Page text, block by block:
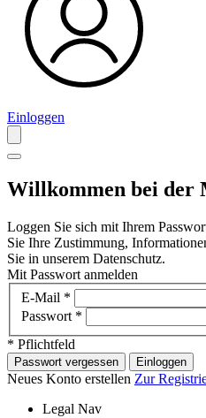
Einloggen
Willkommen bei der
Loggen Sie sich mit Ihrem
Sie Ihre Zustimmung,
Sie in unserem Datenschutz.
Mit Passwort anmelden
E-Mail *
Passwort *
* Pflichtfeld
Passwort vergessen Einloggen
Neues Konto erstellen Zur
Legal Nav